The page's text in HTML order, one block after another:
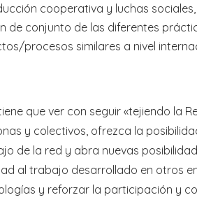
cooperativa y luchas
de conjunto de las diferentes
procesos similares a nivel
que ver con seguir «tejiendo la
y colectivos, ofrezca la
de la red y abra nuevas
al trabajo desarrollado en otros
y reforzar la participación y